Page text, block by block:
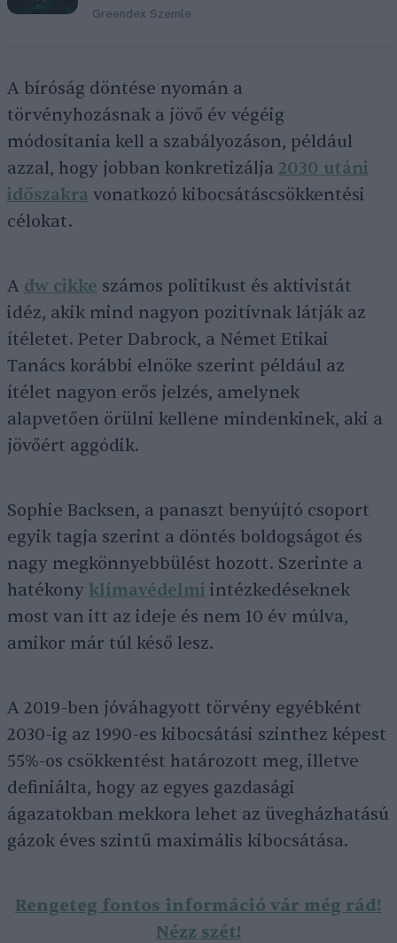
Greendex Szemle
A bíróság döntése nyomán a
törvényhozásnak a jövő év végéig
módosítania kell a szabályozáson, például
azzal, hogy jobban konkretizálja 2030 utáni
időszakra vonatkozó kibocsátáscsökkentési
célokat.
A dw cikke számos politikust és aktivistát
idéz, akik mind nagyon pozitívnak látják az
ítéletet. Peter Dabrock, a Német Etikai
Tanács korábbi elnöke szerint például az
ítélet nagyon erős jelzés, amelynek
alapvetően örülni kellene mindenkinek, aki a
jövőért aggódik.
Sophie Backsen, a panaszt benyújtó csoport
egyik tagja szerint a döntés boldogságot és
nagy megkönnyebbülést hozott. Szerinte a
hatékony klímavédelmi intézkedéseknek
most van itt az ideje és nem 10 év múlva,
amikor már túl késő lesz.
A 2019-ben jóváhagyott törvény egyébként
2030-ig az 1990-es kibocsátási szinthez képest
55%-os csökkentést határozott meg, illetve
definiálta, hogy az egyes gazdasági
ágazatokban mekkora lehet az üvegházhatású
gázok éves szintű maximális kibocsátása.
Rengeteg fontos információ vár még rád!
Nézz szét!